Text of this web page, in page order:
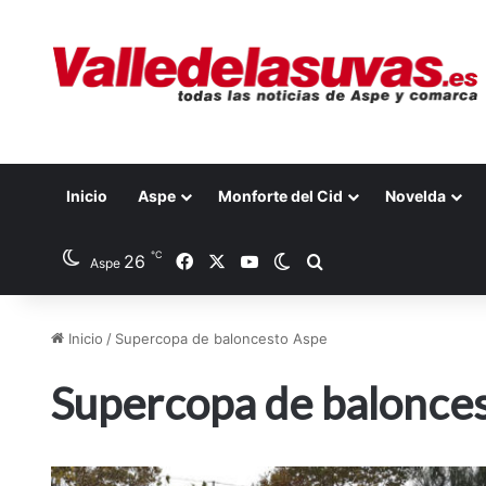
Inicio Aspe Monforte del Cid Novelda
Aspe 26 ℃ FacebookYouTubeSwitch skin
Inicio / Supercopa de baloncesto Aspe
Supercopa de